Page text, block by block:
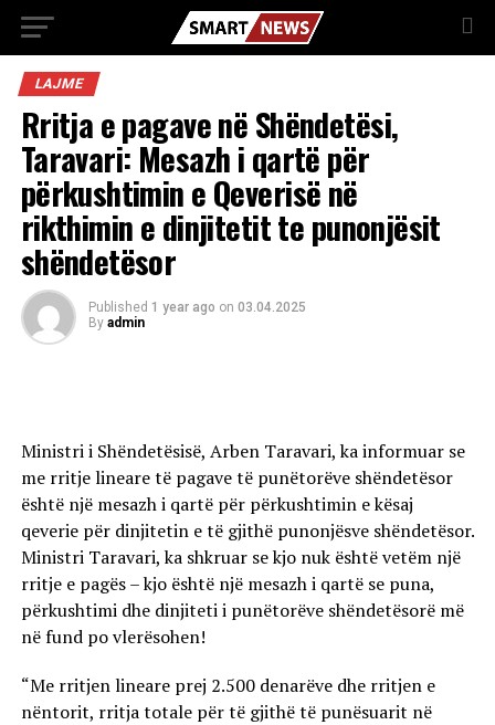
LAJME
Rritja e pagave në Shëndetësi,
Taravari: Mesazh i qartë për
përkushtimin e Qeverisë në
rikthimin e dinjitetit te punonjësit
shëndetësor
Published 1 year ago on 03.04.2025
By admin
Ministri i Shëndetësisë, Arben Taravari, ka informuar se
me rritje lineare të pagave të punëtorëve shëndetësor
është një mesazh i qartë për përkushtimin e kësaj
qeverie për dinjitetin e të gjithë punonjësve shëndetësor.
Ministri Taravari, ka shkruar se kjo nuk është vetëm një
rritje e pagës – kjo është një mesazh i qartë se puna,
përkushtimi dhe dinjiteti i punëtorëve shëndetësorë më
në fund po vlerësohen!
“Me rritjen lineare prej 2.500 denarëve dhe rritjen e
nëntorit, rritja totale për të gjithë të punësuarit në